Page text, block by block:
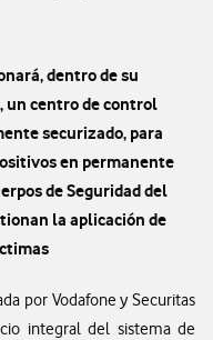
dentro de su
un centro de control
securizado, para
en permanente
de Seguridad del
la aplicación de
por Vodafone y Securitas
integral del sistema de